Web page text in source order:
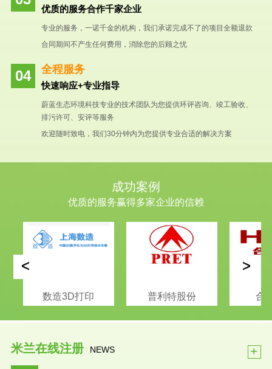
优质的服务合作千家企业
专业的服务，一诺千金的机构，我们承诺完成不了的项目全额退款
合同期间不产生任何费用，消除您的后顾之忧
全程服务
快速响应+专业指导
蔚蓝生态环境科技专业的技术团队为您提供环评咨询、竣工验收、
排污许可、安评等服务
欢迎随时致电，我们30分钟内为您提供专业合适的解决方案
成功案例
优质的服务赢得多家企业的信赖
数造3D打印 普利特股份 合
< >
米兰在线注册 NEWS +